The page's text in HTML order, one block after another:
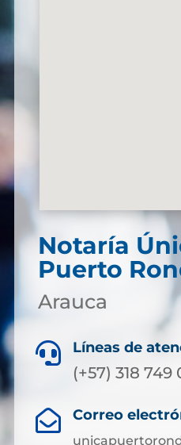
Notaría
Puerto
Arauca
 Líneas de
(+57) 318 749
 Correo